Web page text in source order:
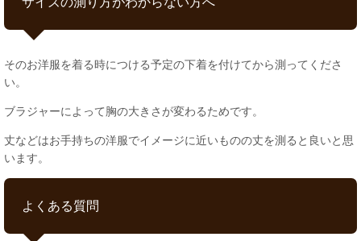
そのお洋服を着る時につける予定の下着を付けてから測ってくださ
い。
ブラジャーによって胸の大きさが変わるためです。
丈などはお手持ちの洋服でイメージに近いものの丈を測ると良いと思
います。
よくある質問